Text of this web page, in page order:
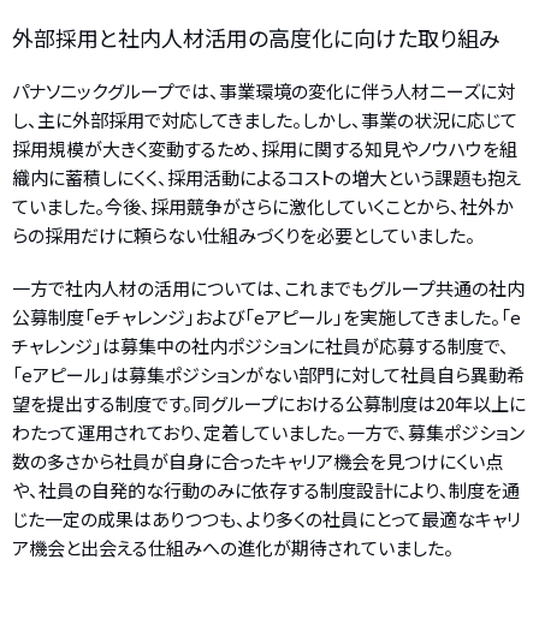
外部採用と社内人材活用の高度化に向けた取り組み
パナソニックグループでは、事業環境の変化に伴う人材ニーズに対
し、主に外部採用で対応してきました。しかし、事業の状況に応じて
採用規模が大きく変動するため、採用に関する知見やノウハウを組
織内に蓄積しにくく、採用活動によるコストの増大という課題も抱え
ていました。今後、採用競争がさらに激化していくことから、社外か
らの採用だけに頼らない仕組みづくりを必要としていました。
一方で社内人材の活用については、これまでもグループ共通の社内
公募制度「eチャレンジ」および「eアピール」を実施してきました。「e
チャレンジ」は募集中の社内ポジションに社員が応募する制度で、
「eアピール」は募集ポジションがない部門に対して社員自ら異動希
望を提出する制度です。同グループにおける公募制度は20年以上に
わたって運用されており、定着していました。一方で、募集ポジション
数の多さから社員が自身に合ったキャリア機会を見つけにくい点
や、社員の自発的な行動のみに依存する制度設計により、制度を通
じた一定の成果はありつつも、より多くの社員にとって最適なキャリ
ア機会と出会える仕組みへの進化が期待されていました。